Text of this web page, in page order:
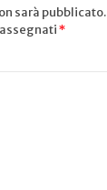
sarà pubblicato.
*